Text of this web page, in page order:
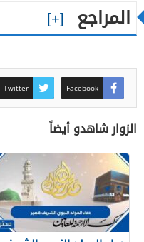
المراجع
Facebook
Twitter
الزوار شاهدو أيضاً